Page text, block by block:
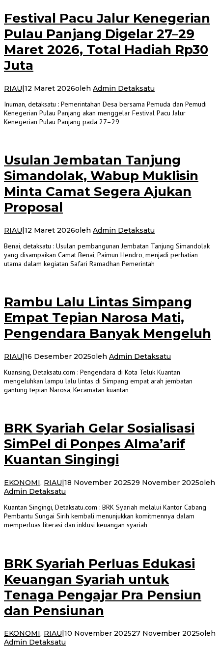
Festival Pacu Jalur Kenegerian
Pulau Panjang Digelar 27–29
Maret 2026, Total Hadiah Rp30
Juta
RIAU|12 Maret 2026oleh Admin Detaksatu
Inuman, detaksatu : Pemerintahan Desa bersama Pemuda dan Pemudi
Kenegerian Pulau Panjang akan menggelar Festival Pacu Jalur
Kenegerian Pulau Panjang pada 27–29
Usulan Jembatan Tanjung
Simandolak, Wabup Muklisin
Minta Camat Segera Ajukan
Proposal
RIAU|12 Maret 2026oleh Admin Detaksatu
Benai, detaksatu : Usulan pembangunan Jembatan Tanjung Simandolak
yang disampaikan Camat Benai, Paimun Hendro, menjadi perhatian
utama dalam kegiatan Safari Ramadhan Pemerintah
Rambu Lalu Lintas Simpang
Empat Tepian Narosa Mati,
Pengendara Banyak Mengeluh
RIAU|16 Desember 2025oleh Admin Detaksatu
Kuansing, Detaksatu.com : Pengendara di Kota Teluk Kuantan
mengeluhkan lampu lalu lintas di Simpang empat arah jembatan
gantung tepian Narosa, Kecamatan kuantan
BRK Syariah Gelar Sosialisasi
SimPel di Ponpes Alma’arif
Kuantan Singingi
EKONOMI, RIAU|18 November 202529 November 2025oleh
Admin Detaksatu
Kuantan Singingi, Detaksatu.com : BRK Syariah melalui Kantor Cabang
Pembantu Sungai Sirih kembali menunjukkan komitmennya dalam
memperluas literasi dan inklusi keuangan syariah
BRK Syariah Perluas Edukasi
Keuangan Syariah untuk
Tenaga Pengajar Pra Pensiun
dan Pensiunan
EKONOMI, RIAU|10 November 202527 November 2025oleh
Admin Detaksatu